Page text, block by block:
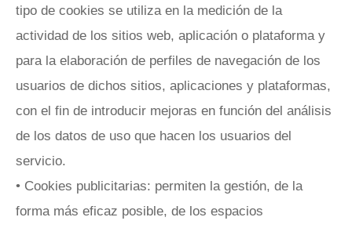
tipo de cookies se utiliza en la medición de la
actividad de los sitios web, aplicación o plataforma y
para la elaboración de perfiles de navegación de los
usuarios de dichos sitios, aplicaciones y plataformas,
con el fin de introducir mejoras en función del análisis
de los datos de uso que hacen los usuarios del
servicio.
• Cookies publicitarias: permiten la gestión, de la
forma más eficaz posible, de los espacios